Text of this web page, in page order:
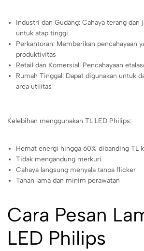
Industri dan Gudang: Cahaya terang dan
untuk atap tinggi
Perkantoran: Memberikan pencahayaan
produktivitas
Retail dan Komersial: Pencahayaan
Rumah Tinggal: Dapat digunakan untuk
area utilitas
Kelebihan menggunakan TL LED Philips:
Hemat energi hingga 60% dibanding TL
Tidak mengandung merkuri
Cahaya langsung menyala tanpa flicker
Tahan lama dan minim perawatan
Cara Pesan
LED Philips